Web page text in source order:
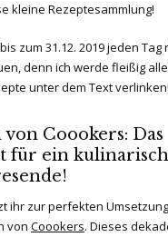
kleine Rezeptesammlung!
zum 31.12. 2019 jeden Tag
denn ich werde fleißig
unter dem Text verlinken!
Coookers: Das
für ein
ihr zur perfekten
von Coookers. Dieses